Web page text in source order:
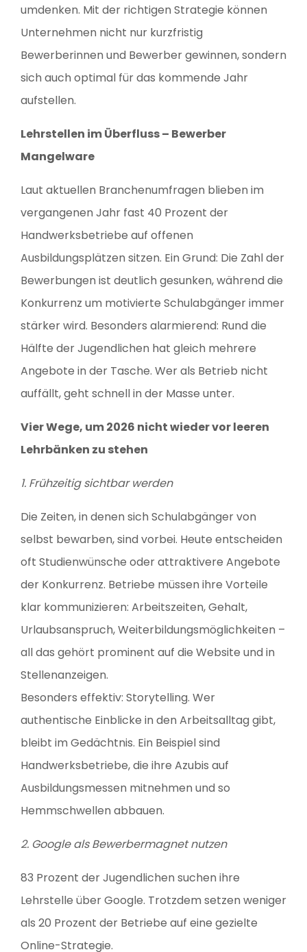
umdenken. Mit der richtigen Strategie können
Unternehmen nicht nur kurzfristig
Bewerberinnen und Bewerber gewinnen, sondern
sich auch optimal für das kommende Jahr
aufstellen.
Lehrstellen im Überfluss – Bewerber
Mangelware
Laut aktuellen Branchenumfragen blieben im
vergangenen Jahr fast 40 Prozent der
Handwerksbetriebe auf offenen
Ausbildungsplätzen sitzen. Ein Grund: Die Zahl der
Bewerbungen ist deutlich gesunken, während die
Konkurrenz um motivierte Schulabgänger immer
stärker wird. Besonders alarmierend: Rund die
Hälfte der Jugendlichen hat gleich mehrere
Angebote in der Tasche. Wer als Betrieb nicht
auffällt, geht schnell in der Masse unter.
Vier Wege, um 2026 nicht wieder vor leeren
Lehrbänken zu stehen
1. Frühzeitig sichtbar werden
Die Zeiten, in denen sich Schulabgänger von
selbst bewarben, sind vorbei. Heute entscheiden
oft Studienwünsche oder attraktivere Angebote
der Konkurrenz. Betriebe müssen ihre Vorteile
klar kommunizieren: Arbeitszeiten, Gehalt,
Urlaubsanspruch, Weiterbildungsmöglichkeiten –
all das gehört prominent auf die Website und in
Stellenanzeigen.
Besonders effektiv: Storytelling. Wer
authentische Einblicke in den Arbeitsalltag gibt,
bleibt im Gedächtnis. Ein Beispiel sind
Handwerksbetriebe, die ihre Azubis auf
Ausbildungsmessen mitnehmen und so
Hemmschwellen abbauen.
2. Google als Bewerbermagnet nutzen
83 Prozent der Jugendlichen suchen ihre
Lehrstelle über Google. Trotzdem setzen weniger
als 20 Prozent der Betriebe auf eine gezielte
Online-Strategie.